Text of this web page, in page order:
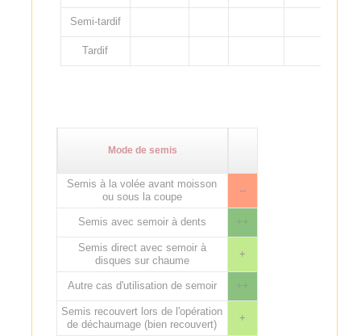
Semi-tardif
Tardif
Mode de semis
Semis à la volée avant moisson
ou sous la coupe
--
Semis avec semoir à dents ++
Semis direct avec semoir à
disques sur chaume
+
Autre cas d'utilisation de semoir ++
Semis recouvert lors de l'opération
de déchaumage (bien recouvert)
+